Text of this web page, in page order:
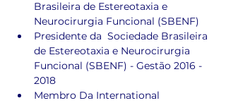
Brasileira de Estereotaxia e
Neurocirurgia Funcional (SBENF)
Presidente da  Sociedade Brasileira
de Estereotaxia e Neurocirurgia
Funcional (SBENF) - Gestão 2016 -
2018
Membro Da International